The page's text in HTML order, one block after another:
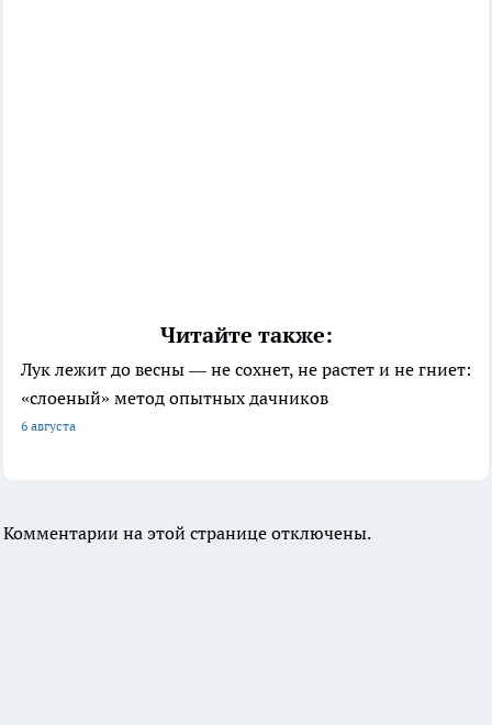
Читайте также:
Лук лежит до весны — не сохнет, не растет и не гниет:
«слоеный» метод опытных дачников
6 августа
Комментарии на этой странице отключены.